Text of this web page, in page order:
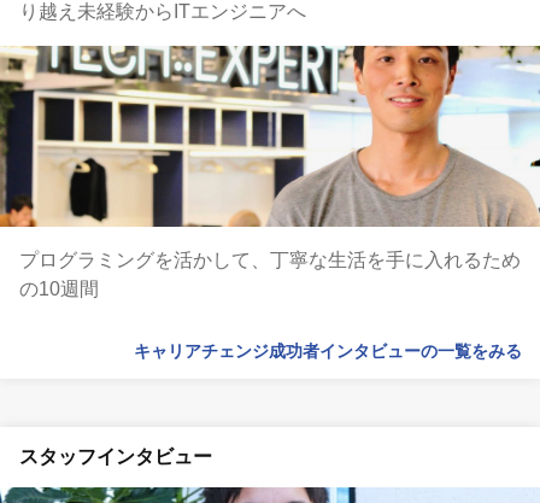
り越え未経験からITエンジニアへ
プログラミングを活かして、丁寧な生活を手に入れるため
の10週間
キャリアチェンジ成功者インタビューの一覧をみる
スタッフインタビュー